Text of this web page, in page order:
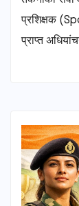
प्रशिक्षक
प्राप्त